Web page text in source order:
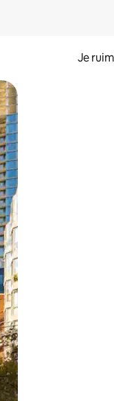
Je